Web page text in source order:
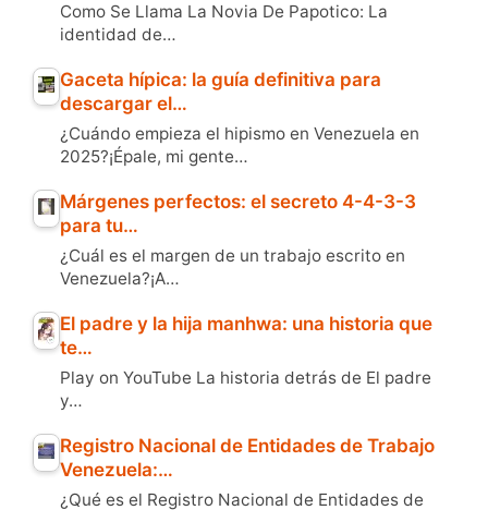
Como Se Llama La Novia De Papotico: La
identidad de…
Gaceta hípica: la guía definitiva para
descargar el…
¿Cuándo empieza el hipismo en Venezuela en
2025?¡Épale, mi gente…
Márgenes perfectos: el secreto 4-4-3-3
para tu…
¿Cuál es el margen de un trabajo escrito en
Venezuela?¡A…
El padre y la hija manhwa: una historia que
te…
Play on YouTube La historia detrás de El padre
y…
Registro Nacional de Entidades de Trabajo
Venezuela:…
¿Qué es el Registro Nacional de Entidades de